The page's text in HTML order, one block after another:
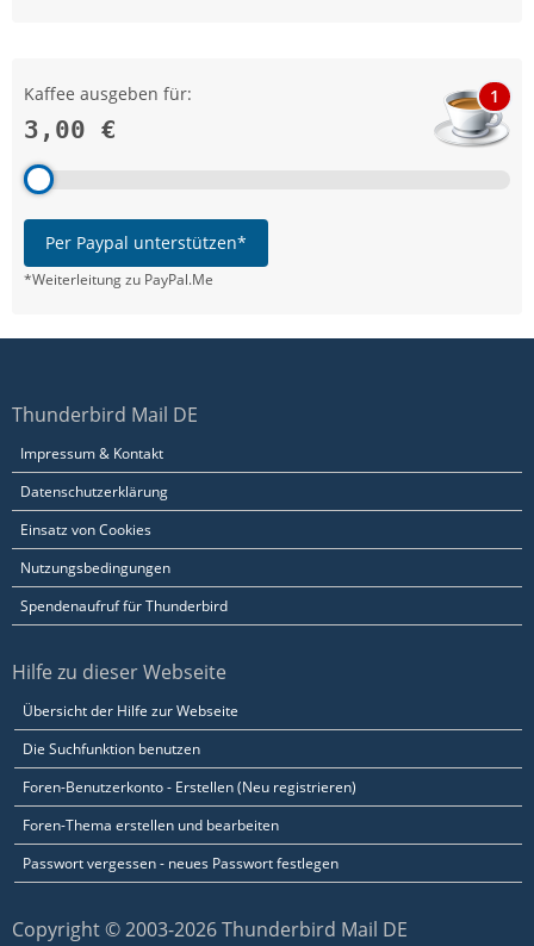
Kaffee ausgeben für:
3,00 €
1
Per Paypal unterstützen*
*Weiterleitung zu PayPal.Me
Thunderbird Mail DE
Impressum & Kontakt
Datenschutzerklärung
Einsatz von Cookies
Nutzungsbedingungen
Spendenaufruf für Thunderbird
Hilfe zu dieser Webseite
Übersicht der Hilfe zur Webseite
Die Suchfunktion benutzen
Foren-Benutzerkonto - Erstellen (Neu registrieren)
Foren-Thema erstellen und bearbeiten
Passwort vergessen - neues Passwort festlegen
Copyright © 2003-2026 Thunderbird Mail DE